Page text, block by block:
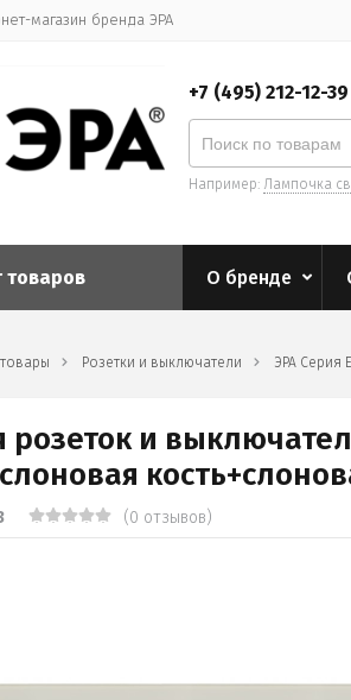
магазин бренда ЭРА
+7 (495) 212-12-39
Например: Лампочка
товаров О бренде
Розетки и выключатели ЭРА Серия
розеток и
(0 отзывов)